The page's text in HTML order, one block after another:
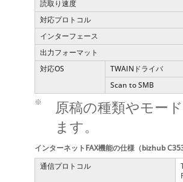
読取り速度
対応プロトコル
インターフェース
出力フォーマット
対応OS
TWAINドライバ
Scan to SMB
※
原稿の種類やモー
ます。
インターネットFAX機能の仕様（bizhub
通信プロトコル